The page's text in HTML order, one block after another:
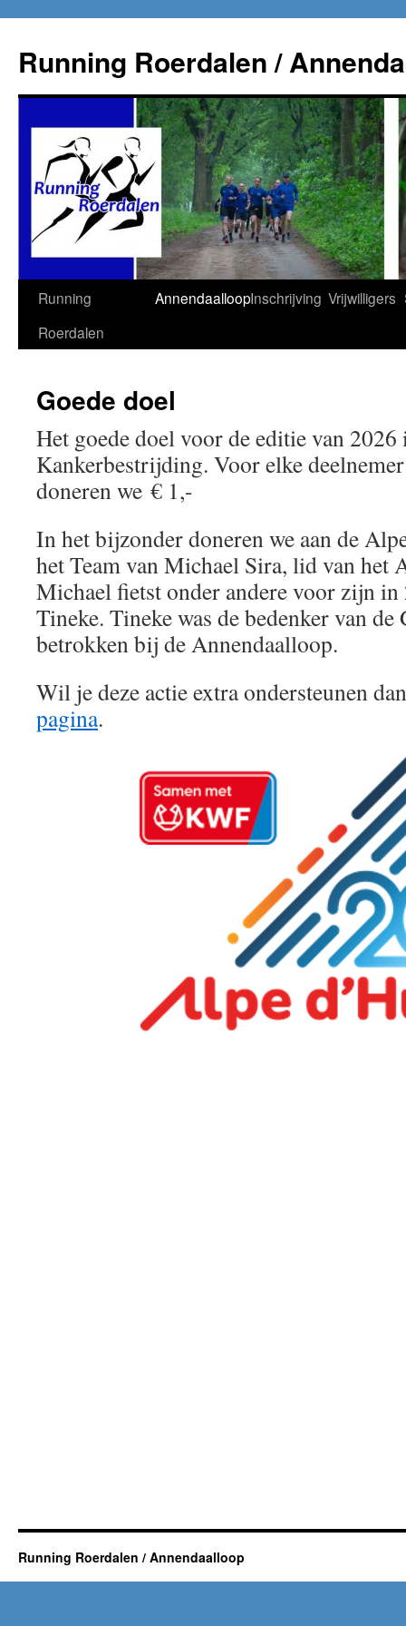
Running Roerdalen /
Ga
naar
inhoud
Running
Roerdalen
AnnendaalloopInschrijving Vrijwilligers
Goede doel
Het goede doel voor de editie van
Kankerbestrijding. Voor elke
doneren we € 1,-
In het bijzonder doneren we aan de
het Team van Michael Sira, lid van het
Michael fietst onder andere voor zijn
Tineke. Tineke was de bedenker van
betrokken bij de Annendaalloop.
Wil je deze actie extra ondersteunen
pagina.
Running Roerdalen / Annendaalloop